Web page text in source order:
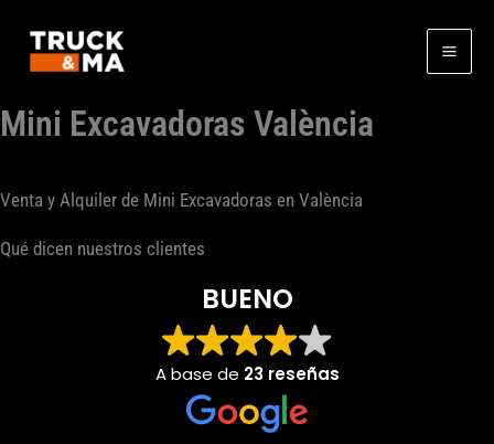
contenido
Mini Excavadoras València
Venta y Alquiler de Mini Excavadoras en València
Qué dicen nuestros clientes
BUENO
A base de 23 reseñas